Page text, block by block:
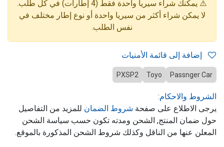
⚠️ يمكنك شراء سيريا واحدة فقط (4 إطارات) في كل طلب.
لا يمكن شراء أكثر من سيريا واحدة أو نوع إطار مختلف في
نفس الطلب.
Passnger Car
Toyo
PXSP2
الشروط والاحكام:
يرجى الاطلاع على صفحة شروط الضمان للمزيد من التفاصيل
حول ضمان المنتج, الشحن ومدته تكون حسب سياسة الشحن
المعلن عنها من الناقل وكذلك شروط الشحن المذكورة بالموقع.